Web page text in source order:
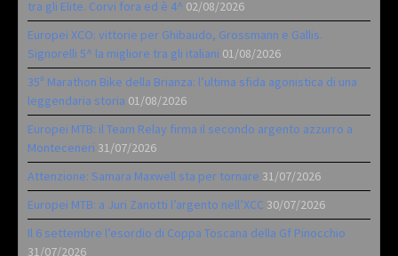
tra gli Elite. Corvi fora ed è 4^ 02/08/2026
Europei XCO: vittorie per Ghibaudo, Grossmann e Gallis.
Signorelli 5^ la migliore tra gli italiani 01/08/2026
35ª Marathon Bike della Brianza: l’ultima sfida agonistica di una
leggendaria storia 01/08/2026
Europei MTB: il Team Relay firma il secondo argento azzurro a
Monteceneri 31/07/2026
Attenzione: Samara Maxwell sta per tornare 31/07/2026
Europei MTB: a Juri Zanotti l’argento nell’XCC 30/07/2026
Il 6 settembre l’esordio di Coppa Toscana della Gf Pinocchio
31/07/2026